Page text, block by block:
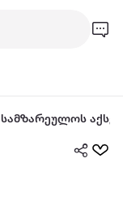
სამზარეულოს